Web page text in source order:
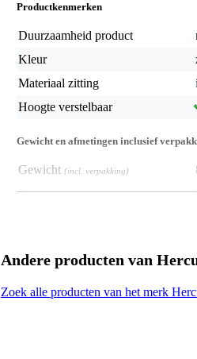
Productkenmerken
Duurzaamheid product
Kleur
Materiaal zitting
Hoogte verstelbaar
Gewicht en afmetingen inclusief
Gewicht (incl. verpakking)
Afmeting(incl. verpakking)
praktische keyboardbank
comfortabele zitting
EZ Height Adjustment om 4
Andere producten van
Zoek alle producten van het merk